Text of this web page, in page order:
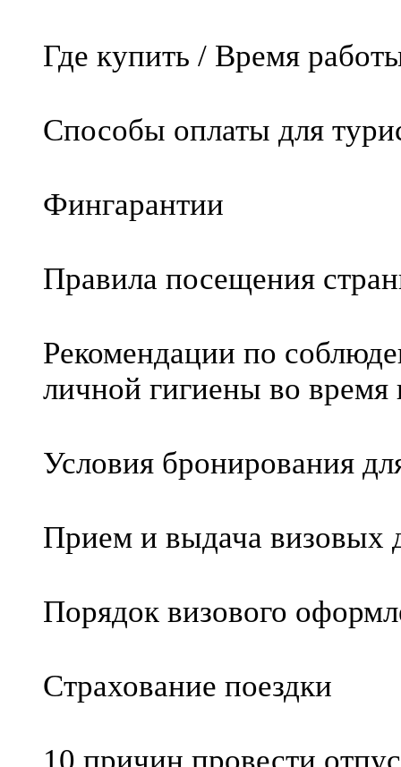
Где купить / Время
Способы оплаты для
Фингарантии
Правила посещения
Рекомендации по
личной гигиены во время
Условия бронирования
Прием и выдача визовых
Порядок визового
Страхование поездки